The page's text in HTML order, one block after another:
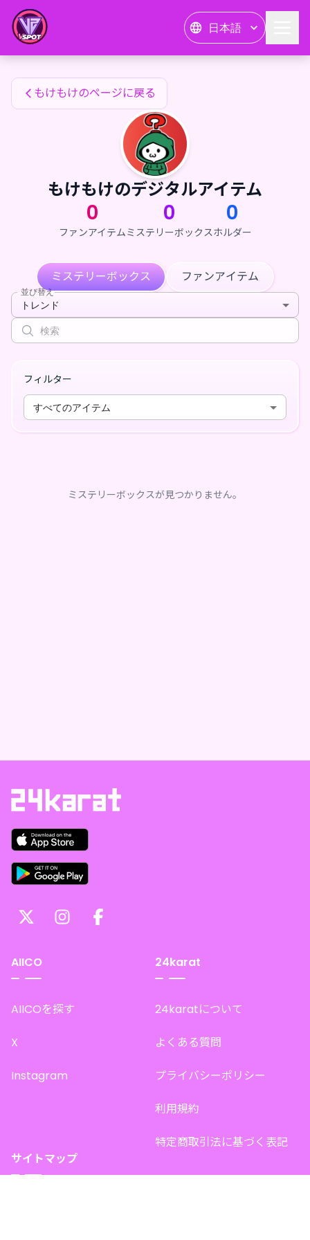
日本語
もけもけのファンアイテム
もけもけのページに戻る
もけもけのデジタルアイテム
0
ファンアイテム
0
ミステリーボックス
0
ホルダー
ミステリーボックス ファンアイテム
並び替え
トレンド
フィルター
すべてのアイテム
ミステリーボックスが見つかりません。
AIICO
AIICOを探す
X
Instagram
24karat
24karatについて
よくある質問
プライバシーポリシー
利用規約
特定商取引法に基づく表記
サイトマップ
もけもけのファンアイテム — 24karat